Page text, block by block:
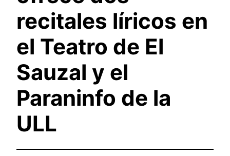
recitales líricos en
el Teatro de El
Sauzal y el
Paraninfo de la
ULL